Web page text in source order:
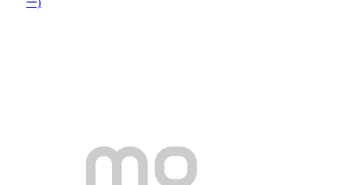
一)